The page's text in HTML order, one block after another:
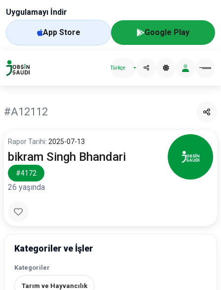
Uygulamayı İndir
App Store Google Play
Türkçe
#A12112
Rapor Tarihi: 2025-07-13
bikram Singh Bhandari
#4172
26 yaşında
Kategoriler ve İşler
Kategoriler
Tarım ve Hayvancılık